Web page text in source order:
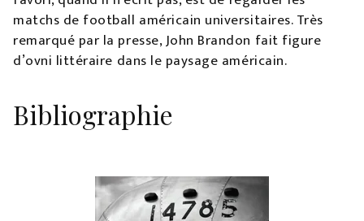
matchs de football américain universitaires. Très
remarqué par la presse, John Brandon fait figure
d’ovni littéraire dans le paysage américain.
Bibliographie